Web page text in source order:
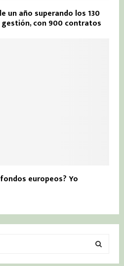
un año superando los 130
con 900 contratos
europeos? Yo
S